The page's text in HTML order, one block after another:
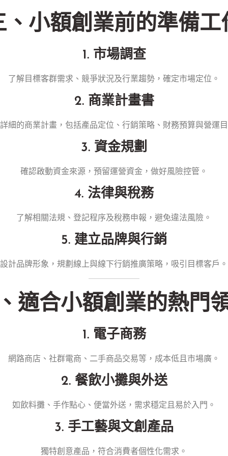
、小額創業前的準備工
1. 市場調查
了解目標客群需求、競爭狀況及行業趨勢，確定市場定位。
2. 商業計畫書
細的商業計畫，包括產品定位、行銷策略、財務預算與營運
3. 資金規劃
確認啟動資金來源，預留運營資金，做好風險控管。
4. 法律與稅務
了解相關法規、登記程序及稅務申報，避免違法風險。
5. 建立品牌與行銷
設計品牌形象，規劃線上與線下行銷推廣策略，吸引目標客戶。
適合小額創業的熱門
1. 電子商務
網路商店、社群電商、二手商品交易等，成本低且市場廣。
2. 餐飲小攤與外送
如飲料攤、手作點心、便當外送，需求穩定且易於入門。
3. 手工藝與文創產品
獨特創意產品，符合消費者個性化需求。